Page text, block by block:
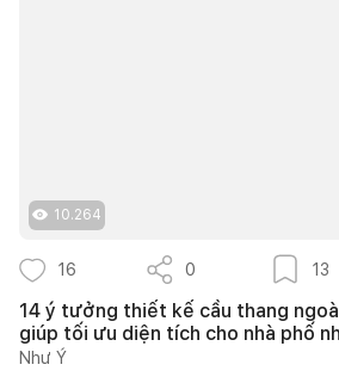
10.264
16 0 13
14 ý tưởng thiết kế cầu thang
giúp tối ưu diện tích cho nhà phố
Như Ý